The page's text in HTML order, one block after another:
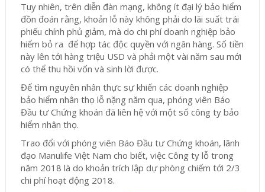
Tuy nhiên, trên diễn đàn mạng, không ít đại lý bảo hiểm
đồn đoán rằng, khoản lỗ này không phải do lãi suất trái
phiếu chính phủ giảm, mà do chi phí doanh nghiệp bảo
hiểm bỏ ra để hợp tác độc quyền với ngân hàng. Số tiền
này lên tới hàng triệu USD và phải một vài năm sau mới
có thể thu hồi vốn và sinh lời được.
Để tìm nguyên nhân thực sự khiến các doanh nghiệp
bảo hiểm nhân thọ lỗ nặng năm qua, phóng viên Báo
Đầu tư Chứng khoán đã liên hệ với một số công ty bảo
hiểm nhân thọ.
Trao đổi với phóng viên Báo Đầu tư Chứng khoán, lãnh
đạo Manulife Việt Nam cho biết, việc Công ty lỗ trong
năm 2018 là do khoản trích lập dự phòng chiếm tới 2/3
chi phí hoạt động 2018.